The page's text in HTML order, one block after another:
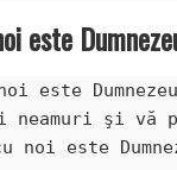
este
este Dumnezeu
neamuri şi vă
noi este